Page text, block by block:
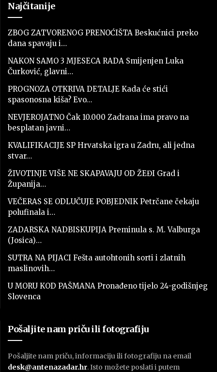
Najčitanije
ZBOG ZATVORENOG PRENOĆIŠTA Beskućnici preko
dana spavaju i…
NAKON SAMO 3 MJESECA RADA Smijenjen Luka
Čurković, glavni…
PROGNOZA OTKRIVA DETALJE Kada će stići
spasonosna kiša? Evo…
NEVJEROJATNO Čak 10.000 Zadrana ima pravo na
besplatan javni…
KVALIFIKACIJE SP Hrvatska igra u Zadru, ali jedna
stvar…
ŽIVOTINJE VIŠE NE SKAPAVAJU OD ŽEĐI Grad i
Županija…
VEČERAS SE ODLUČUJE POBJEDNIK Petrčane čekaju
polufinala i…
ZADARSKA NADBISKUPIJA Preminula s. M. Valburga
(Josica)…
SUTRA NA PIJACI Fešta autohtonih sorti i zlatnih
maslinovih…
U MORU KOD PAŠMANA Pronađeno tijelo 24-godišnjeg
Slovenca
Pošaljite nam priču ili fotografiju
Pošaljite nam priču, informaciju ili fotografiju na email
desk@antenazadar.hr. Isto možete poslati i putem